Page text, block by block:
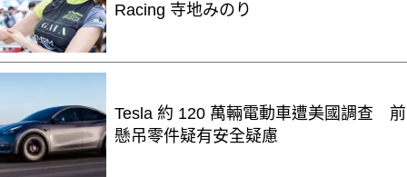
Racing 寺地みのり
Tesla 約 120 萬輛電動車遭美國調查 前
懸吊零件疑有安全疑慮